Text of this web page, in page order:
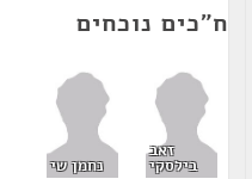
ח"כים נוכחים
זאב
בילסקי נחמן שי